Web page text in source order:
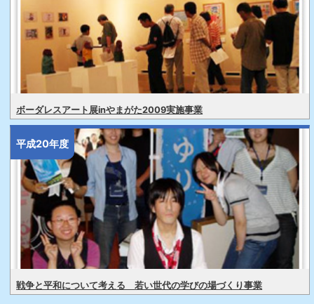
ボーダレスアート展inやまがた2009実施事業
平成20年度
戦争と平和について考える 若い世代の学びの場づくり事業